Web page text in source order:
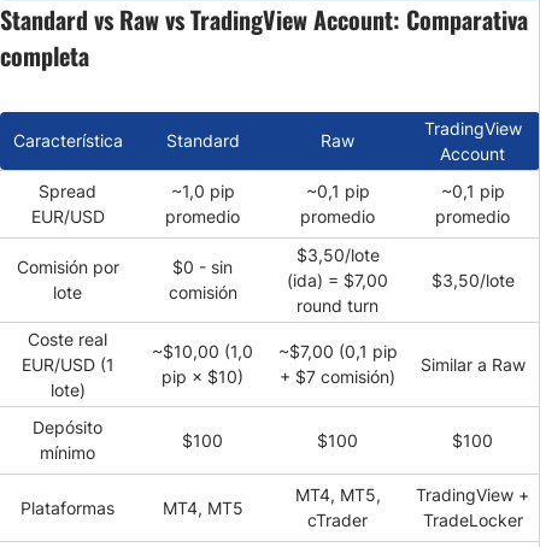
Standard vs Raw vs TradingView Account: Comparativa
completa
Característica Standard Raw
TradingView
Account
Spread
EUR/USD
~1,0 pip
promedio
~0,1 pip
promedio
~0,1 pip
promedio
Comisión por
lote
$0 - sin
comisión
$3,50/lote
(ida) = $7,00
round turn
$3,50/lote
Coste real
EUR/USD (1
lote)
~$10,00 (1,0
pip × $10)
~$7,00 (0,1 pip
+ $7 comisión)
Similar a Raw
Depósito
mínimo
$100 $100 $100
Plataformas MT4, MT5
MT4, MT5,
cTrader
TradingView +
TradeLocker